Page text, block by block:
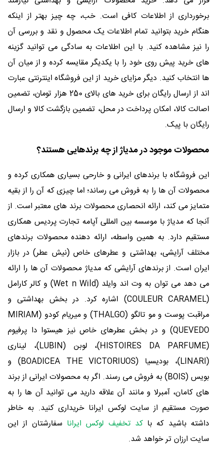
برخورداری از اطلاعات کافی است. خب، چه چیز بهتر از اینکه
هنگام خرید بتوانید تمام اطلاعات یک محصول و نقد و بررسی آن
را نیز مشاهده کنید. با این اطلاعات به سادگی می توانید گزینه
های خرید پیش روی خود را با یکدیگر مقایسه کرده و از میان آن
ها انتخاب کنید. دیگر مزایای خرید از این فروشگاه اینترنتی عبارت
اند از ارسال رایگان برای خرید های بالای 250 هزار تومان، تضمین
اصالت کالا، امکان پرداخت در محل، تضمین بازگشت کالا و ارسال
رایگان با پیک.
محصولات موجود در مدیاژ از چه برندهایی هستند؟
این فروشگاه با برندهای ایرانی و خارحی بسیاری همکاری کرده و
محصولات آن ها را به فروش می رساند؛ اما چیزی که آن را از بقیه
متمایز می کند، ارائه انحصاری محصولات برند های معتبر است. از
آنجا که مدیاژ با موسسه بین المللی آپامه تجارت پردیس همکاری
مستقیم دارد. به همین واسطه، ارائه دهنده محصولات برندهای
مختلف آرایشی، بهداشتی و عطرهای خاص (نیش عطر) در بازار
ایران است. از برندهای آرایشی که مدیاژ محصولات آن ها را ارائه
می دهد می توان به وت اند وایلد (Wet n Wild) و کالر کارامل
(COULEUR CARAMEL) اشاره کرد. در بخش بهداشتی و
مراقبت پوست و مو تالگو (THALGO) و میریام کودو (MIRIAM
QUEVEDO) و در بخش عطرهای خاص نیز هیستوا دا پرفیوم
(HISTOIRES DA PARFUME)، لوبن (LUBIN)، لیناری
(LINARI)، بودیسیا (BOADICEA THE VICTORIUOS) و
بویس (BOIS) به فروش می رسند. اگر به محصولات ایرانی از برند
های کامان، آمبرلا و مانند آن علاقه دارید می توانید آن ها را به
صورت مستقیم از سایت لوکس ایرانا خریداری کنید. به خاطر
داشته باشید که باکد تخفیف لوکس ایرانا سفارشتان از این
سایت ارزان تر خواهد شد.